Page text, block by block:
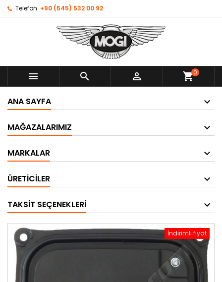
Telefon: +90 (545) 532 00 92
   shopping_cart0
ANA SAYFA
MAĞAZALARIMIZ
MARKALAR
ÜRETICILER
TAKSIT SEÇENEKLERI
İndirimli fiyat